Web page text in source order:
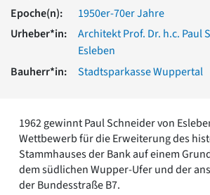
Romanik
Vorromanik
Römische Antike
Über uns
Freunde & Förderer
Kontakt
Impressum
Datenschutz
Suchbegriff eingeben
Epoche(n):
1950er-70er Jahre
Urheber*in:
Architekt Prof. Dr. h.c. Paul
Esleben
Bauherr*in:
Stadtsparkasse Wuppertal
1962 gewinnt Paul Schneider von
Wettbewerb für die Erweiterung des
Stammhauses der Bank auf einem
dem südlichen Wupper-Ufer und der
der Bundesstraße B7.